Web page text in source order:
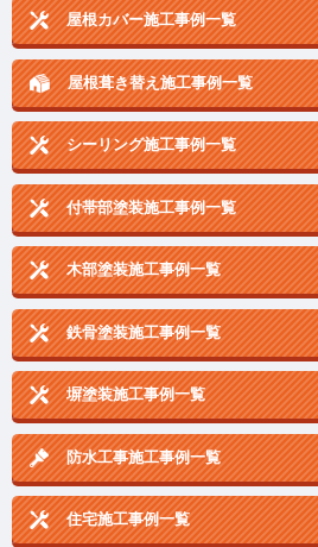
屋根カバー施工事例一覧
屋根葺き替え施工事例一覧
シーリング施工事例一覧
付帯部塗装施工事例一覧
木部塗装施工事例一覧
鉄骨塗装施工事例一覧
塀塗装施工事例一覧
防水工事施工事例一覧
住宅施工事例一覧